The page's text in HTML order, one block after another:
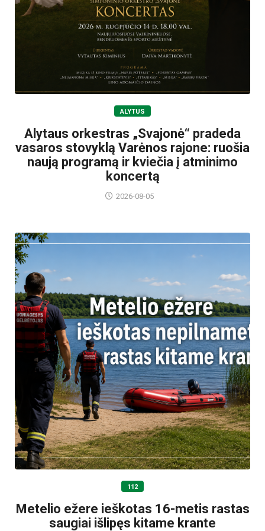
ALYTUS
Alytaus orkestras „Svajonė“ pradeda
vasaros stovyklą Varėnos rajone: ruošia
naują programą ir kviečia į atminimo
koncertą
2026-08-05
112
Metelio ežere ieškotas 16-metis rastas
saugiai išlipęs kitame krante